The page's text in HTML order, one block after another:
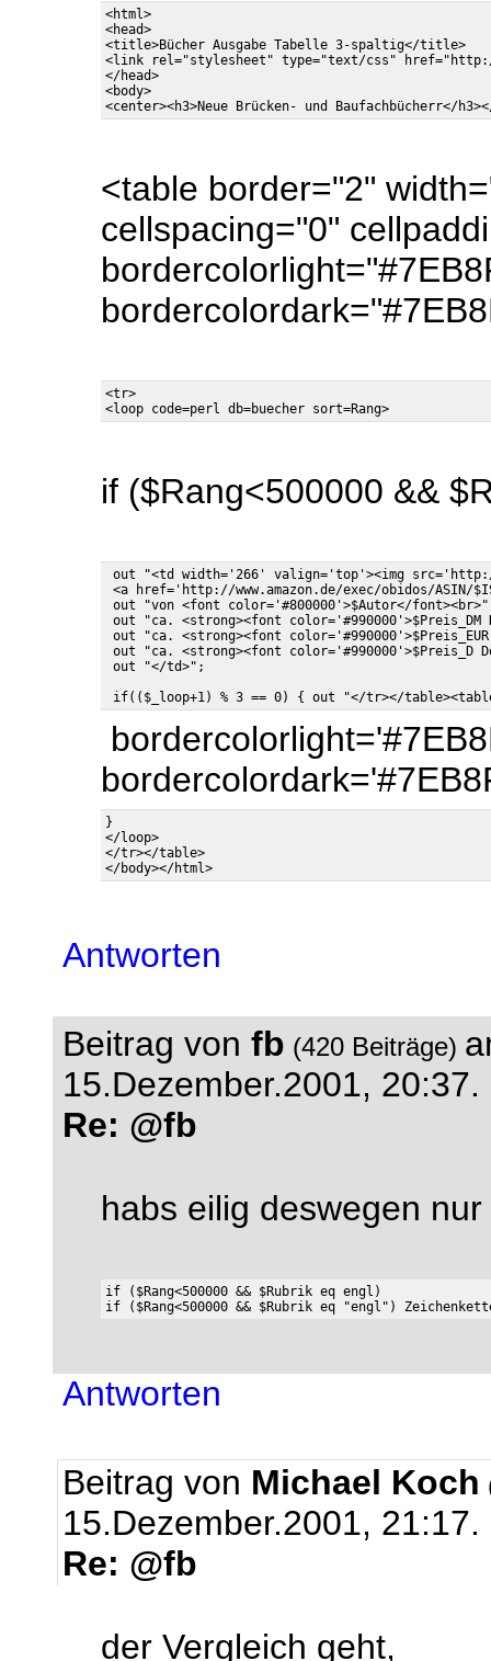
<html>
<head>
<title>Bücher Ausgabe Tabelle 3-spaltig</title>
<link rel="stylesheet" type="text/css" href="http://
</head>
<body>
<table border="2"
cellspacing="0"
<tr>
if ($Rang<500000 &&
out "<td width='266' valign='top'><img
<a href='http://www.amazon.de/exec/obidos/ASIN/
out "von <font color='#800000'>$Autor</
out "ca. <strong><font color='#990000'>$Preis_DM
out "ca. <strong><font
out "ca. <strong><font
}
</loop>
</tr></table>
Antworten
Beitrag von fb (420 Beiträge)
15.Dezember.2001, 20:37.
Re: @fb
habs eilig deswegen
if ($Rang<500000 && $Rubrik eq engl)
Antworten
Beitrag von Michael Koch
15.Dezember.2001, 21:17.
Re: @fb
der Vergleich geht,